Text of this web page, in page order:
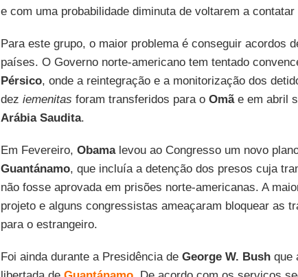
e com uma probabilidade diminuta de voltarem a
Para este grupo, o maior problema é conseguir acordos
países. O Governo norte-americano tem tentado
Pérsico, onde a reintegração e a monitorização dos
dez iemenitas foram transferidos para o Omãe em abril
Arábia Saudita.
Em Fevereiro, Obamalevou ao Congresso um novo
Guantánamo, que incluía a detenção dos presos cuja
não fosse aprovada em prisões norte-americanas. A
projeto e alguns congressistas ameaçaram bloquear as
para o estrangeiro.
Foi ainda durante a Presidência de George W. Bushque